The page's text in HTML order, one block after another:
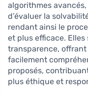
algorithmes
d’évaluer la
rendant ainsi le
et plus efficace.
transparence,
facilement
proposés,
plus éthique et